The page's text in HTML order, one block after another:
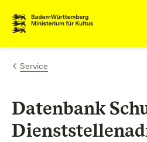
Zum Inhalt springen
Link zur Startseite
Service
Datenbank